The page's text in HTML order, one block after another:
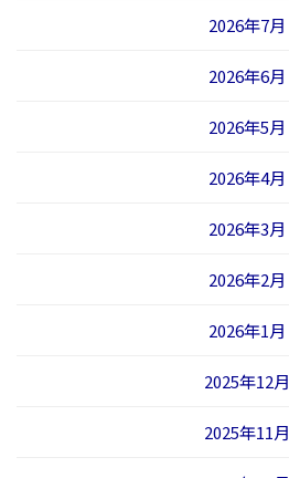
2026年7月
2026年6月
2026年5月
2026年4月
2026年3月
2026年2月
2026年1月
2025年12月
2025年11月